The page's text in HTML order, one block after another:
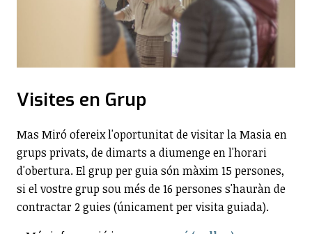
Visites en Grup
Mas Miró ofereix l'oportunitat de visitar la Masia en
grups privats, de dimarts a diumenge en l'horari
d'obertura. El grup per guia són màxim 15 persones,
si el vostre grup sou més de 16 persones s'hauràn de
contractar 2 guies (únicament per visita guiada).